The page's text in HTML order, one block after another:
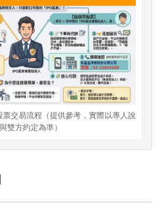
票交易流程（提供參考，實際以專人說
雙方約定為準）